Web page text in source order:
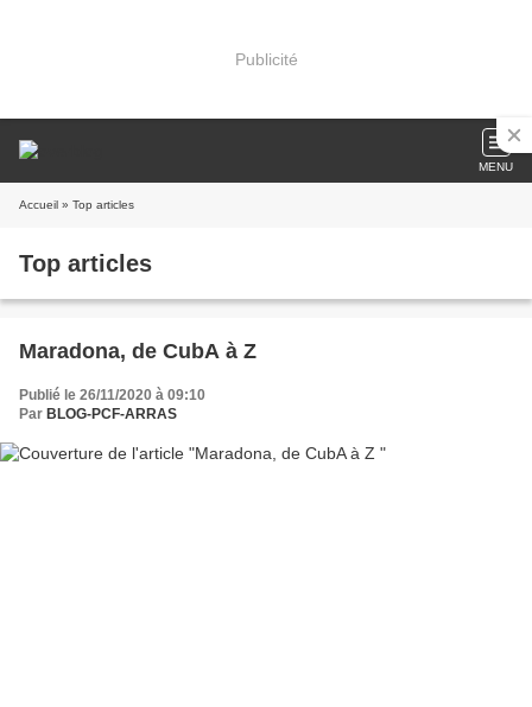
Publicité
MENU
Accueil » Top articles
Top articles
Maradona, de CubA à Z
Publié le 26/11/2020 à 09:10
Par BLOG-PCF-ARRAS